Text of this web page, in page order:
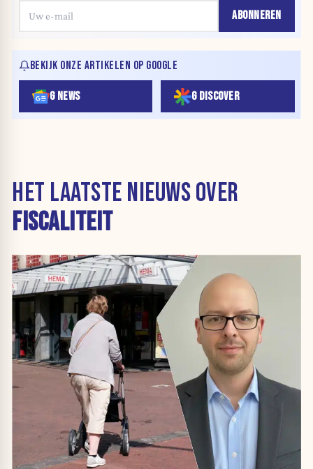
ABONNEREN
BEKIJK ONZE ARTIKELEN OP GOOGLE
G NEWS G DISCOVER
HET LAATSTE NIEUWS OVER
FISCALITEIT